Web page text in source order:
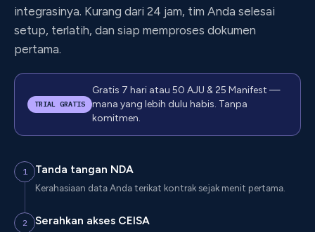
integrasinya. Kurang dari 24 jam, tim Anda selesai
setup, terlatih, dan siap memproses dokumen
pertama.
TRIAL GRATIS
Gratis 7 hari atau 50 AJU & 25 Manifest —
mana yang lebih dulu habis. Tanpa
komitmen.
1 Tanda tangan NDA
Kerahasiaan data Anda terikat kontrak sejak menit pertama.
2 Serahkan akses CEISA